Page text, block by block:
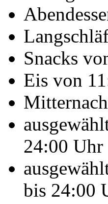
Snacks
Eis von
24:00 Uhr
bis 24:00